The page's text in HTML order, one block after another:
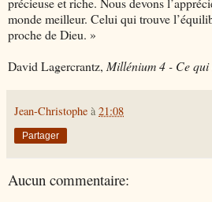
monde meilleur. Celui qui trouve
proche de Dieu. »
David Lagercrantz, Millénium 4 - Ce qui
Jean-Christophe à 21:08
Partager
Aucun commentaire: